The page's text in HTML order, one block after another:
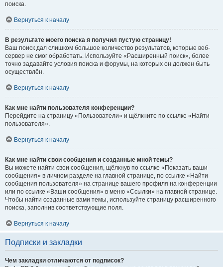
поиска.
Вернуться к началу
В результате моего поиска я получил пустую страницу!
Ваш поиск дал слишком большое количество результатов, которые веб-
сервер не смог обработать. Используйте «Расширенный поиск», более
точно задавайте условия поиска и форумы, на которых он должен быть
осуществлён.
Вернуться к началу
Как мне найти пользователя конференции?
Перейдите на страницу «Пользователи» и щёлкните по ссылке «Найти
пользователя».
Вернуться к началу
Как мне найти свои сообщения и созданные мной темы?
Вы можете найти свои сообщения, щёлкнув по ссылке «Показать ваши
сообщения» в личном разделе на главной странице, по ссылке «Найти
сообщения пользователя» на странице вашего профиля на конференции
или по ссылке «Ваши сообщения» в меню «Ссылки» на главной странице.
Чтобы найти созданные вами темы, используйте страницу расширенного
поиска, заполнив соответствующие поля.
Вернуться к началу
Подписки и закладки
Чем закладки отличаются от подписок?